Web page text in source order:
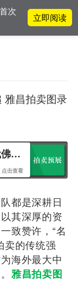
次
立即阅读
生
雅昌拍卖图录
[东京飞鸟]梵华妙相——古代佛教艺术专场
点击查看
都是深耕日
其深厚的资
致赞许，“名
卖的传统强
海外最大中
雅昌拍卖图